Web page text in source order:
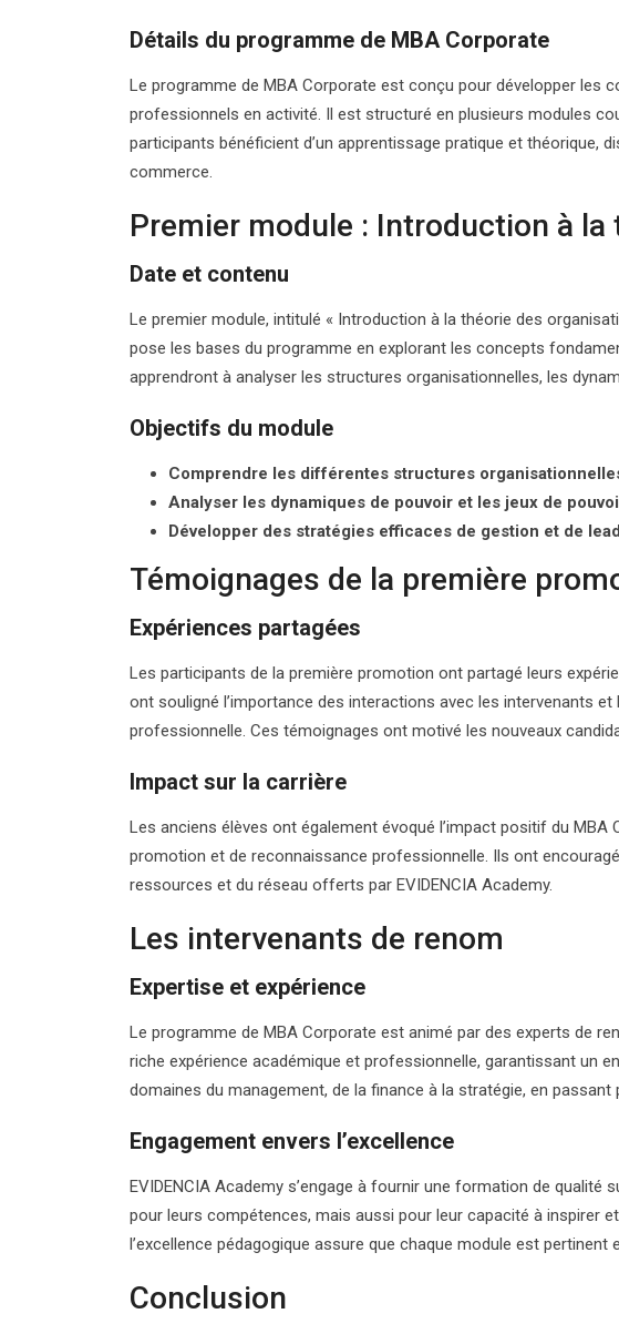
Détails du programme de MBA Corporate
Le programme de MBA Corporate est conçu pour développer les
professionnels en activité. Il est structuré en plusieurs modules
participants bénéficient d’un apprentissage pratique et théorique,
commerce.
Premier module : Introduction à
Date et contenu
Le premier module, intitulé « Introduction à la théorie des
pose les bases du programme en explorant les concepts
apprendront à analyser les structures organisationnelles, les
Objectifs du module
Comprendre les différentes structures
Analyser les dynamiques de pouvoir et les jeux de
Développer des stratégies efficaces de gestion et de
Témoignages de la première
Expériences partagées
Les participants de la première promotion ont partagé leurs
ont souligné l’importance des interactions avec les intervenants
professionnelle. Ces témoignages ont motivé les nouveaux
Impact sur la carrière
Les anciens élèves ont également évoqué l’impact positif du
promotion et de reconnaissance professionnelle. Ils ont
ressources et du réseau offerts par EVIDENCIA Academy.
Les intervenants de renom
Expertise et expérience
Le programme de MBA Corporate est animé par des experts de
riche expérience académique et professionnelle, garantissant un
domaines du management, de la finance à la stratégie, en passant
Engagement envers l’excellence
EVIDENCIA Academy s’engage à fournir une formation de
pour leurs compétences, mais aussi pour leur capacité à inspirer
l’excellence pédagogique assure que chaque module est pertinent
Conclusion